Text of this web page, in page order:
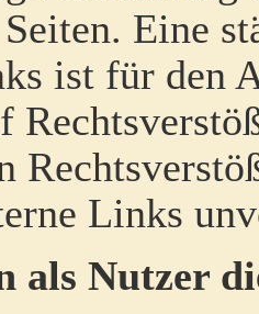
Eine
ist für den
Links
als Nutzer